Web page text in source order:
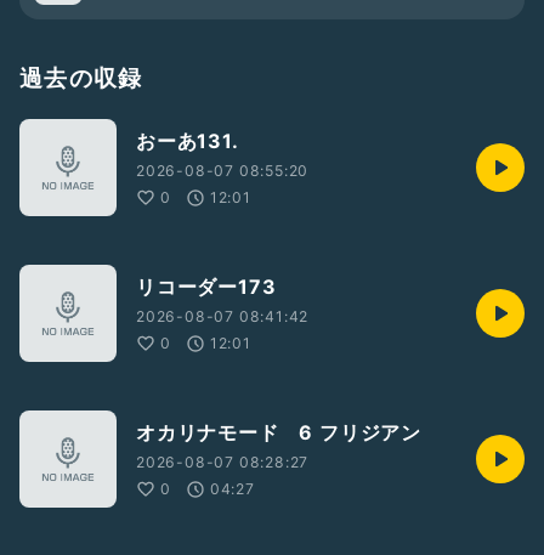
過去の収録
おーあ131.
2026-08-07 08:55:20
0
12:01
リコーダー173
2026-08-07 08:41:42
0
12:01
オカリナモード 6 フリジアン
2026-08-07 08:28:27
0
04:27